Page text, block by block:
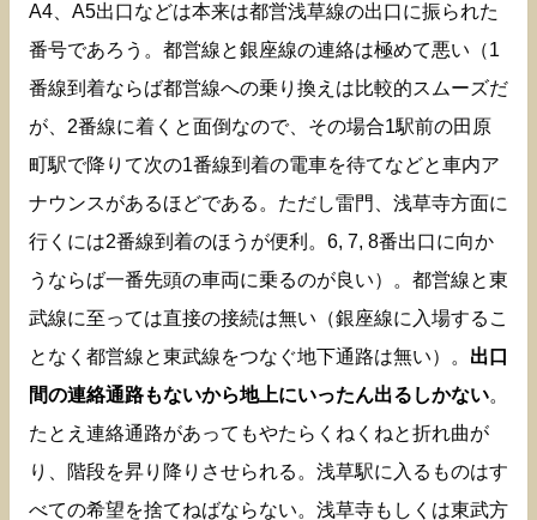
A4、A5出口などは本来は都営浅草線の出口に振られた
番号であろう。都営線と銀座線の連絡は極めて悪い（1
番線到着ならば都営線への乗り換えは比較的スムーズだ
が、2番線に着くと面倒なので、その場合1駅前の田原
町駅で降りて次の1番線到着の電車を待てなどと車内ア
ナウンスがあるほどである。ただし雷門、浅草寺方面に
行くには2番線到着のほうが便利。6, 7, 8番出口に向か
うならば一番先頭の車両に乗るのが良い）。都営線と東
武線に至っては直接の接続は無い（銀座線に入場するこ
となく都営線と東武線をつなぐ地下通路は無い）。 出口
間の連絡通路もないから地上にいったん出るしかない。
たとえ連絡通路があってもやたらくねくねと折れ曲が
り、階段を昇り降りさせられる。浅草駅に入るものはす
べての希望を捨てねばならない。浅草寺もしくは東武方